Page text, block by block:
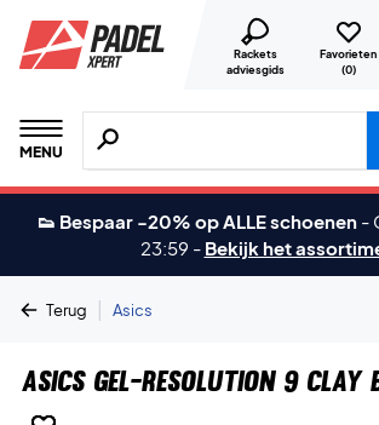
Rackets
adviesgids
Favorieten
(0)
MENU
Zoeken naar producten, merken
👟 Bespaar -20% op ALLE schoenen -
23:59 - Bekijk het
Terug | Asics
Asics Gel-Resolution 9 Clay